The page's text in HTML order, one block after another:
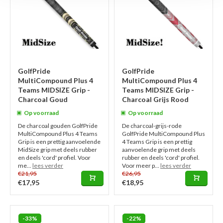
GolfPride
MultiCompound Plus 4
Teams MIDSIZE Grip -
Charcoal Goud
Op voorraad
De charcoal gouden GolfPride
MultiCompound Plus 4 Teams
Grip is een prettig aanvoelende
MidSize grip met deels rubber
en deels 'cord' profiel. Voor
me... lees verder
€21,95
€17,95
GolfPride
MultiCompound Plus 4
Teams MIDSIZE Grip -
Charcoal Grijs Rood
Op voorraad
De charcoal-grijs-rode
GolfPride MultiCompound Plus
4 Teams Grip is een prettig
aanvoelende grip met deels
rubber en deels 'cord' profiel.
Voor meer p... lees verder
€26,95
€18,95
-33% -22%